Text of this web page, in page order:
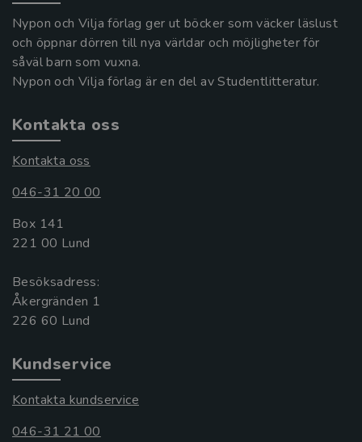
Nypon och Vilja förlag ger ut böcker som väcker läslust
och öppnar dörren till nya världar och möjligheter för
såväl barn som vuxna.
Nypon och Vilja förlag är en del av Studentlitteratur.
Kontakta oss
Kontakta oss
046-31 20 00
Box 141
221 00 Lund
Besöksadress:
Åkergränden 1
Kundservice
Kontakta kundservice
046-31 21 00